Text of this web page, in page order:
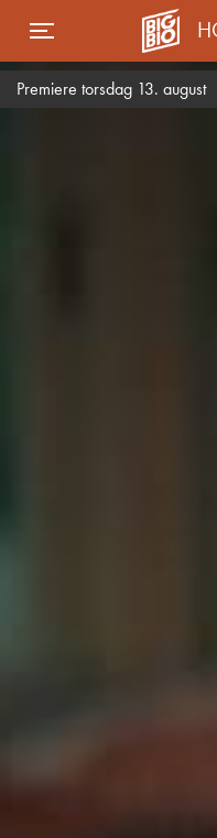
Toggle navigation
Premiere torsdag 13. august